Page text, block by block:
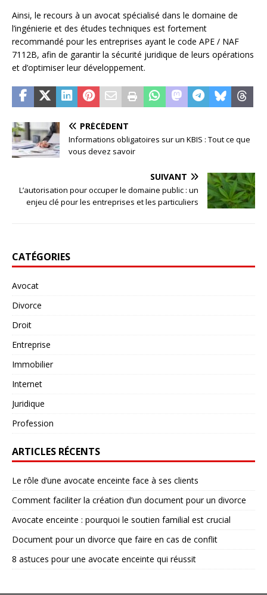
Ainsi, le recours à un avocat spécialisé dans le domaine de
l’ingénierie et des études techniques est fortement
recommandé pour les entreprises ayant le code APE / NAF
7112B, afin de garantir la sécurité juridique de leurs opérations
et d’optimiser leur développement.
PRÉCÉDENT
Informations obligatoires sur un KBIS : Tout ce que
vous devez savoir
SUIVANT
L’autorisation pour occuper le domaine public : un
enjeu clé pour les entreprises et les particuliers
CATÉGORIES
Avocat
Divorce
Droit
Entreprise
Immobilier
Internet
Juridique
Profession
ARTICLES RÉCENTS
Le rôle d’une avocate enceinte face à ses clients
Comment faciliter la création d’un document pour un divorce
Avocate enceinte : pourquoi le soutien familial est crucial
Document pour un divorce que faire en cas de conflit
8 astuces pour une avocate enceinte qui réussit